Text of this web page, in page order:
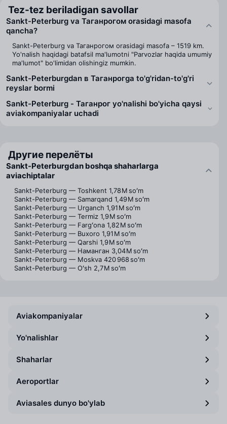
Tez-tez beriladigan savollar
Sankt-Peterburg va Таганрогом orasidagi masofa
qancha?
Sankt-Peterburg va Таганрогом orasidagi masofa – 1519 km.
Yo'nalish haqidagi batafsil ma'lumotni "Parvozlar haqida umumiy
ma'lumot" bo'limidan olishingiz mumkin.
Sankt-Peterburgdan в Таганрогga to'g'ridan-to'g'ri
reyslar bormi
Sankt-Peterburg - Таганрог yo'nalishi bo'yicha qaysi
aviakompaniyalar uchadi
Другие перелёты
Sankt-Peterburgdan boshqa shaharlarga
aviachiptalar
Sankt-Peterburg — Toshkent 1,78 M soʻm
Sankt-Peterburg — Samarqand 1,49 M soʻm
Sankt-Peterburg — Urganch 1,91 M soʻm
Sankt-Peterburg — Termiz 1,9 M soʻm
Sankt-Peterburg — Fargʻona 1,82 M soʻm
Sankt-Peterburg — Buxoro 1,91 M soʻm
Sankt-Peterburg — Qarshi 1,9 M soʻm
Sankt-Peterburg — Наманган 3,04 M soʻm
Sankt-Peterburg — Moskva 420 968 soʻm
Sankt-Peterburg — Oʻsh 2,7 M soʻm
Aviakompaniyalar
Yo'nalishlar
Shaharlar
Aeroportlar
Aviasales dunyo bo'ylab